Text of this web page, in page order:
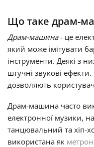
Italiano
日本語
Polski
Що таке драм-
Драм-машина- це
який може імітувати
інструменти. Деякі з
штучні звукові
дозволяють
Драм-машина часто
електронної музики,
танцювальний та хіп-
використана як